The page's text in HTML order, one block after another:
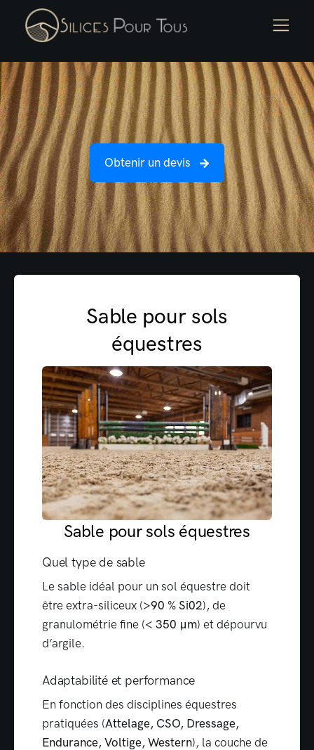
Obtenir un devis
Sable pour sols
équestres
Sable pour sols équestres
Quel type de sable
Le sable idéal pour un sol équestre doit
être extra-siliceux (>90 % Si02), de
granulométrie fine (< 350 µm) et dépourvu
d’argile.
Adaptabilité et performance
En fonction des disciplines équestres
pratiquées (Attelage, CSO, Dressage,
Endurance, Voltige, Western), la couche de